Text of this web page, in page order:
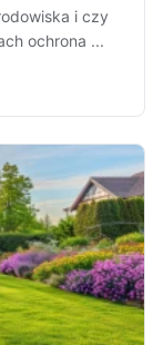
i czy
ochrona ...